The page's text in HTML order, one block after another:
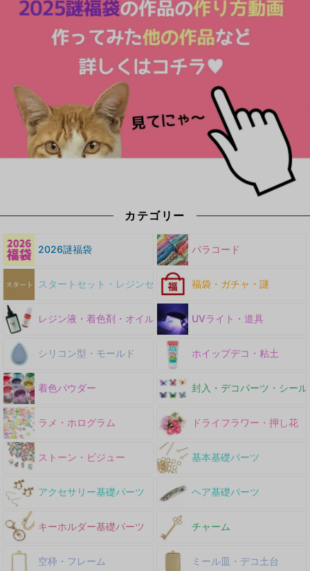
カテゴリー
2026謎福袋 パラコード
スタートセット・レジンセット 福袋・ガチャ・謎
レジン液・着色剤・オイル UVライト・道具
シリコン型・モールド ホイップデコ・粘土
着色パウダー 封入・デコパーツ・シール
ラメ・ホログラム ドライフラワー・押し花
ストーン・ビジュー 基本基礎パーツ
アクセサリー基礎パーツ ヘア基礎パーツ
キーホルダー基礎パーツ チャーム
空枠・フレーム ミール皿・デコ土台